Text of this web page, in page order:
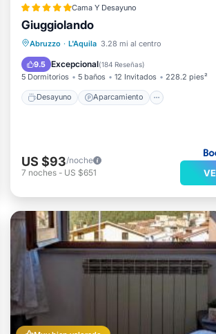
Cama Y Desayuno
Giuggiolando
Abruzzo · L'Aquila 3.28 mi al centro
9.5 Excepcional(184 Reseñas)
5 Dormitorios 5 baños 12 Invitados 228.2 pies²
Desayuno Aparcamiento
Desayuno
Aparcamiento
Balcón/Terraza
US $93/noche
7 noches - US $651